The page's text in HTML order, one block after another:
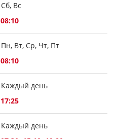
Сб, Вс
08:10
Пн, Вт, Ср, Чт, Пт
08:10
Каждый день
17:25
Каждый день